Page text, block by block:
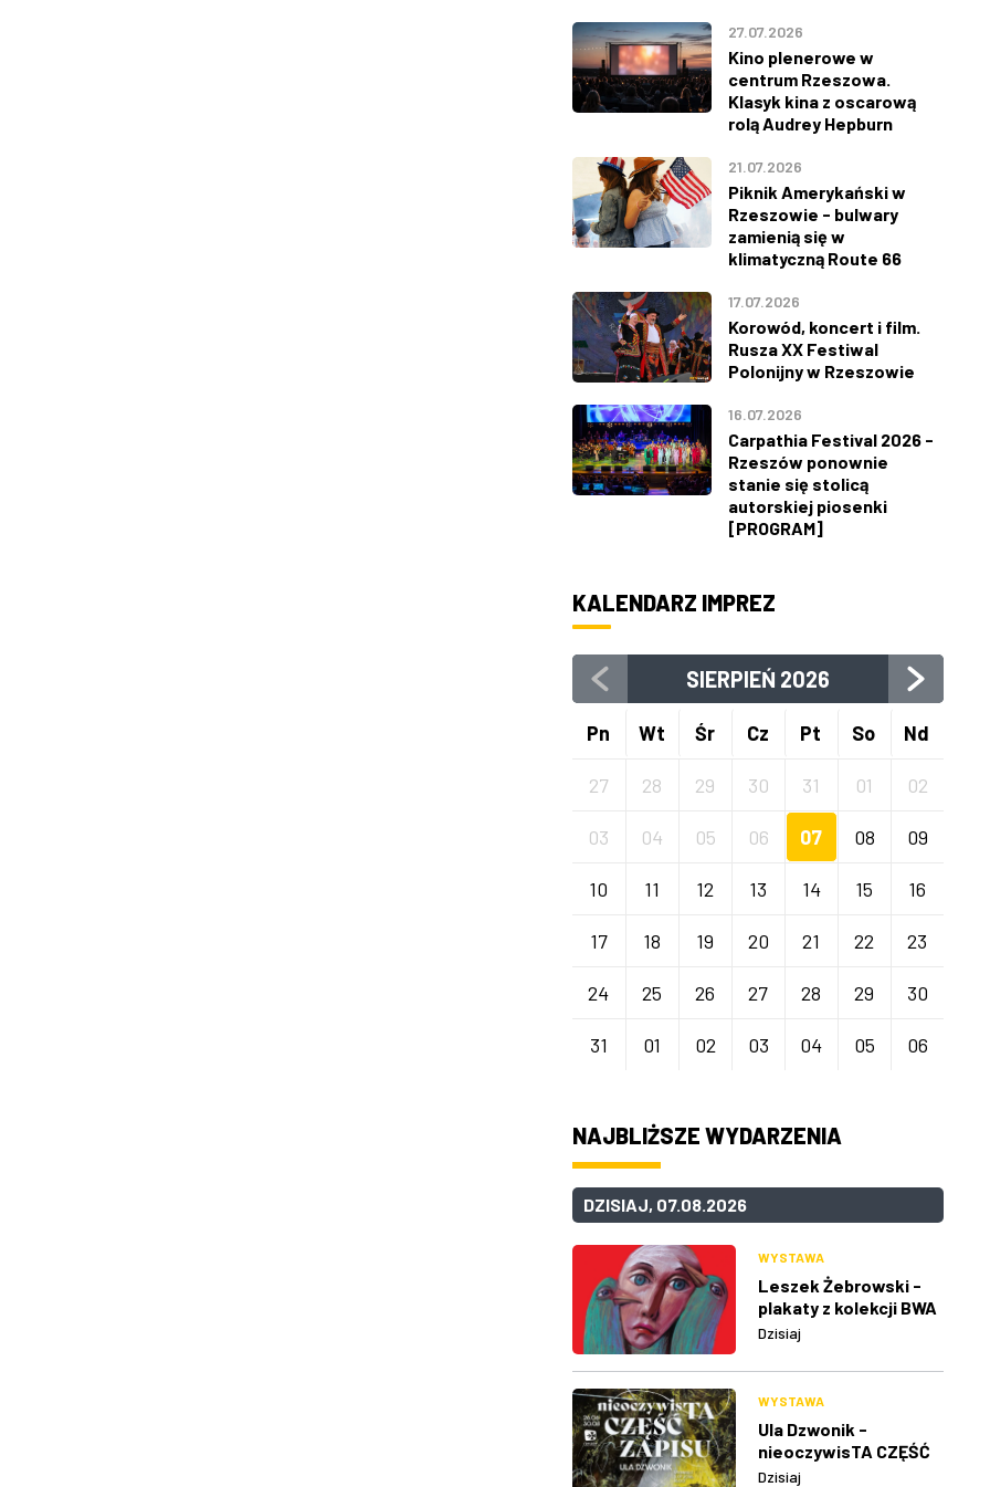
27.07.2026
Kino plenerowe w
centrum Rzeszowa.
Klasyk kina z oscarową
rolą Audrey Hepburn
21.07.2026
Piknik Amerykański w
Rzeszowie - bulwary
zamienią się w
klimatyczną Route 66
17.07.2026
Korowód, koncert i film.
Rusza XX Festiwal
Polonijny w Rzeszowie
16.07.2026
Carpathia Festival 2026 -
Rzeszów ponownie
stanie się stolicą
autorskiej piosenki
[PROGRAM]
KALENDARZ IMPREZ
SIERPIEŃ 2026
Pn Wt Śr Cz Pt So Nd
27 28 29 30 31 01 02
03 04 05 06 07 08 09
10 11 12 13 14 15 16
17 18 19 20 21 22 23
24 25 26 27 28 29 30
31 01 02 03 04 05 06
NAJBLIŻSZE WYDARZENIA
DZISIAJ, 07.08.2026
WYSTAWA
Leszek Żebrowski -
plakaty z kolekcji BWA
w Rzeszowie
Dzisiaj
WYSTAWA
Ula Dzwonik -
nieoczywisTA CZĘŚĆ
ZAPISU
Dzisiaj